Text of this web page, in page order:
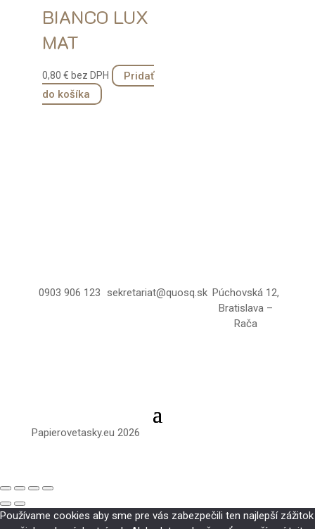
BIANCO LUX
MAT
0,80 € bez DPH
Pridať
do košíka
0903 906 123 sekretariat@quosq.sk Púchovská 12,
Bratislava –
Rača
Papierovetasky.eu 2026
Používame cookies aby sme pre vás zabezpečili ten najlepší zážitok